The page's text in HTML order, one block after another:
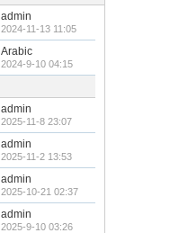
admin
2024-11-13 11:05
Arabic
2024-9-10 04:15
admin
2025-11-8 23:07
admin
2025-11-2 13:53
admin
2025-10-21 02:37
admin
2025-9-10 03:26